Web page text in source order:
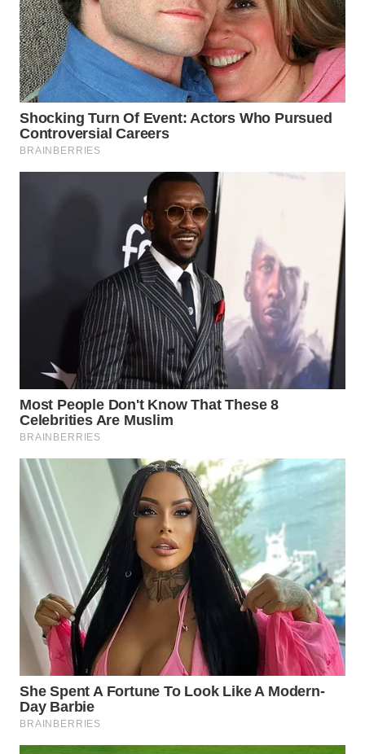
WN
NATUNA
WN
BINTAN
WN
LABUANBAJO
Wahana
Media
Group
NEWS
WAHANA
TANI
WAHANA
ADVOKAT
WAHANA
INFRASTRUKTUR
WAHANA
KONSUMEN